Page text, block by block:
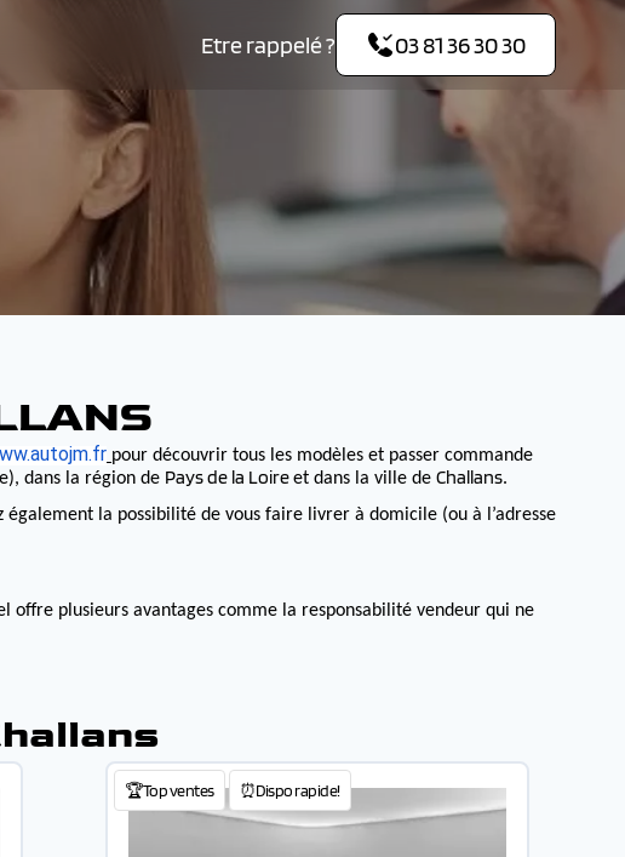
Etre rappelé ? 03 81 36 30 30
pour découvrir tous les modèles et passer commande
dans la région de Pays de la Loireet dans la ville de Challans.
également la possibilité de vous faire livrer à domicile (ou à l’adresse
offre plusieurs avantages comme la responsabilité vendeur qui ne
🏆Top ventes ⏰Dispo rapide!